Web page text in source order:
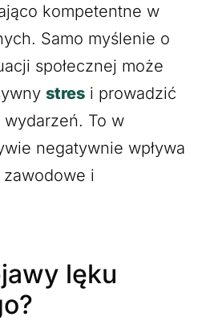
kompetentne w
Samo myślenie o
społecznej może
stres i prowadzić
To w
negatywnie wpływa
i
lęku